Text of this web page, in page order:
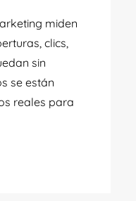
miden
clics,
sin
se están
reales para